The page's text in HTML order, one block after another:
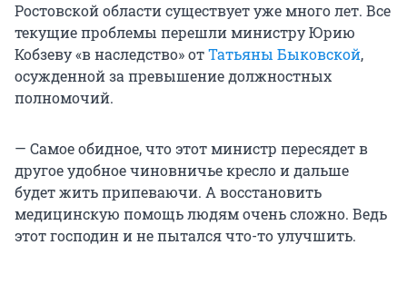
Ростовской области существует уже много лет. Все
текущие проблемы перешли министру Юрию
Кобзеву «в наследство» отТатьяны Быковской,
осужденной за превышение должностных
полномочий.
— Самое обидное, что этот министр пересядет в
другое удобное чиновничье кресло и дальше
будет жить припеваючи. А восстановить
медицинскую помощь людям очень сложно. Ведь
этот господин и не пытался что-то улучшить.